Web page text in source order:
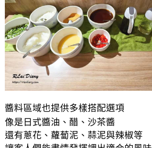
醬料區域也提供多樣搭配選項
像是日式醬油、醋、沙茶醬
還有蔥花、蘿蔔泥、蒜泥與辣椒等